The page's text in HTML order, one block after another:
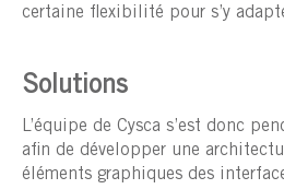
certaine flexibilité pour s’y
Solutions
L’équipe de Cysca s’est donc
afin de développer une
éléments graphiques des